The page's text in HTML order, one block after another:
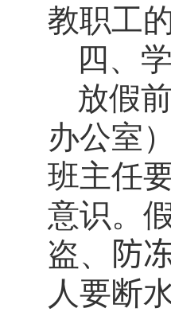
教职工
四、
放假
办公室
班主任
意识。
盗、
防
人要断